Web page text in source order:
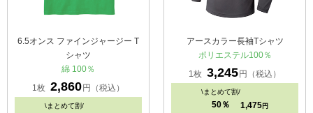
6.5オンス ファインジャージー T
シャツ
綿 100％
1枚 2,860 円（税込）
\まとめて割/
アースカラー長袖Tシャツ
ポリエステル100％
1枚 3,245 円（税込）
\まとめて割/
50％ 1,475 円